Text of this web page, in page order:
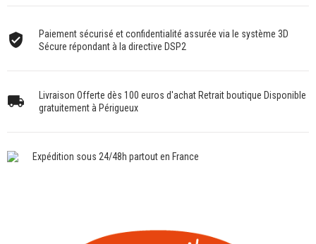
Paiement sécurisé et confidentialité assurée via le système 3D
Sécure répondant à la directive DSP2
Livraison Offerte dès 100 euros d'achat Retrait boutique Disponible
gratuitement à Périgueux
Expédition sous 24/48h partout en France